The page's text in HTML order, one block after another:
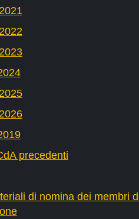
precedenti
di nomina dei membri